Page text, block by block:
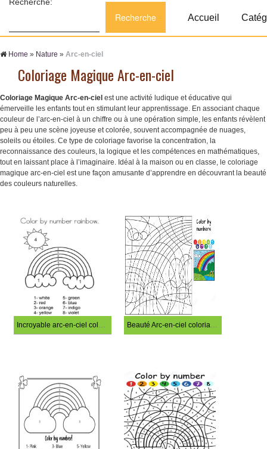
Accueil
Home » Nature » Arc-en-ciel
Coloriage Magique Arc-en-ciel
Coloriage Magique Arc-en-ciel est une activité ludique et éducative qui
émerveille les enfants tout en stimulant leur apprentissage. En associant chaque
couleur de l’arc-en-ciel à un chiffre ou à une opération simple, les enfants révèlent
peu à peu une scène joyeuse et colorée, souvent accompagnée de nuages,
soleils ou étoiles. Ce type de coloriage favorise la concentration, la
reconnaissance des couleurs, la logique et les compétences en mathématiques,
tout en laissant place à l’imaginaire. Idéal à la maison ou en classe, le coloriage
magique arc-en-ciel est une façon amusante d’apprendre en découvrant la beauté
des couleurs naturelles.
Incroyable arc-en-ciel coloriage magique Beauté Arc-en-ciel coloriage magique